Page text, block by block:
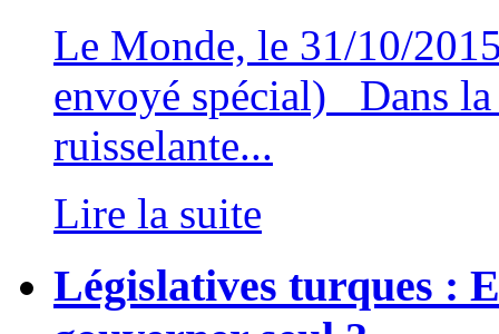
Le Monde, le 31/10/
envoyé spécial) Dans la
ruisselante...
Lire la suite
Législatives turques :